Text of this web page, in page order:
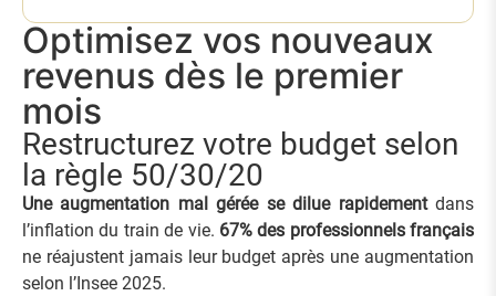
Optimisez vos nouveaux
revenus dès le premier
mois
Restructurez votre budget selon
la règle 50/30/20
Une augmentation mal gérée se dilue rapidementdans
l’inflation du train de vie. 67% des professionnels français
ne réajustent jamais leur budget après une augmentation
selon l’Insee 2025.